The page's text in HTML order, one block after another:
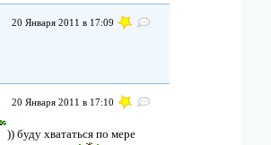
20 Января 2011 в 17:09
20 Января 2011 в 17:10
)) буду хвататься по мере